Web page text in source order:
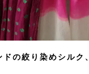
の絞り染めシルク、